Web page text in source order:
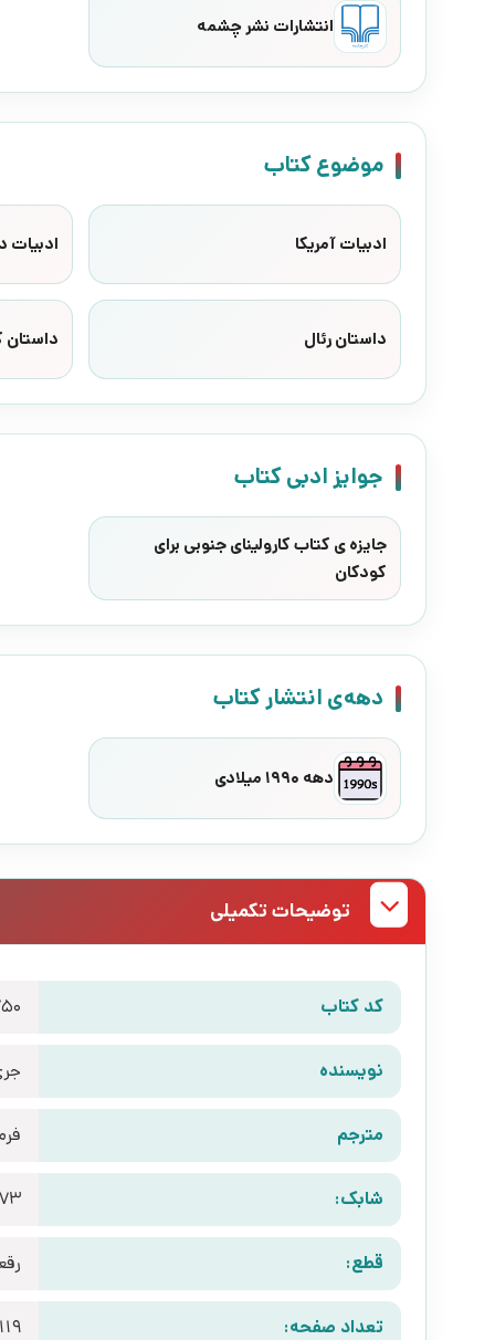
انتشارات نشر چشمه
موضوع کتاب
ادبیات آمریکا ادبیات
داستان رئال داستان
جوایز ادبی کتاب
جایزه ی کتاب کارولینای جنوبی برای
کودکان
دهه‌ی انتشار کتاب
دهه 1990 میلادی
توضیحات تکمیلی
کد کتاب
نویسنده
مترجم
شابک:
قطع:
تعداد صفحه: 119